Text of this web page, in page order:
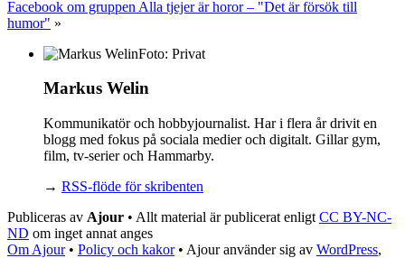
Facebook om gruppen Alla tjejer är horor – "Det är försök till
humor" »
Foto: Privat
Markus Welin
Kommunikatör och hobbyjournalist. Har i flera år drivit en
blogg med fokus på sociala medier och digitalt. Gillar gym,
film, tv-serier och Hammarby.
→ RSS-flöde för skribenten
Publiceras av Ajour • Allt material är publicerat enligt CC BY-NC-
ND om inget annat anges
Om Ajour• Policy och kakor• Ajour använder sig av WordPress,